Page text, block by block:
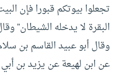
تجعلوا بيوتكم قبورا فإن
البقرة لا يدخله
وقال أبو عبيد القاسم بن
عن ابن لهيعة عن يزيد بن